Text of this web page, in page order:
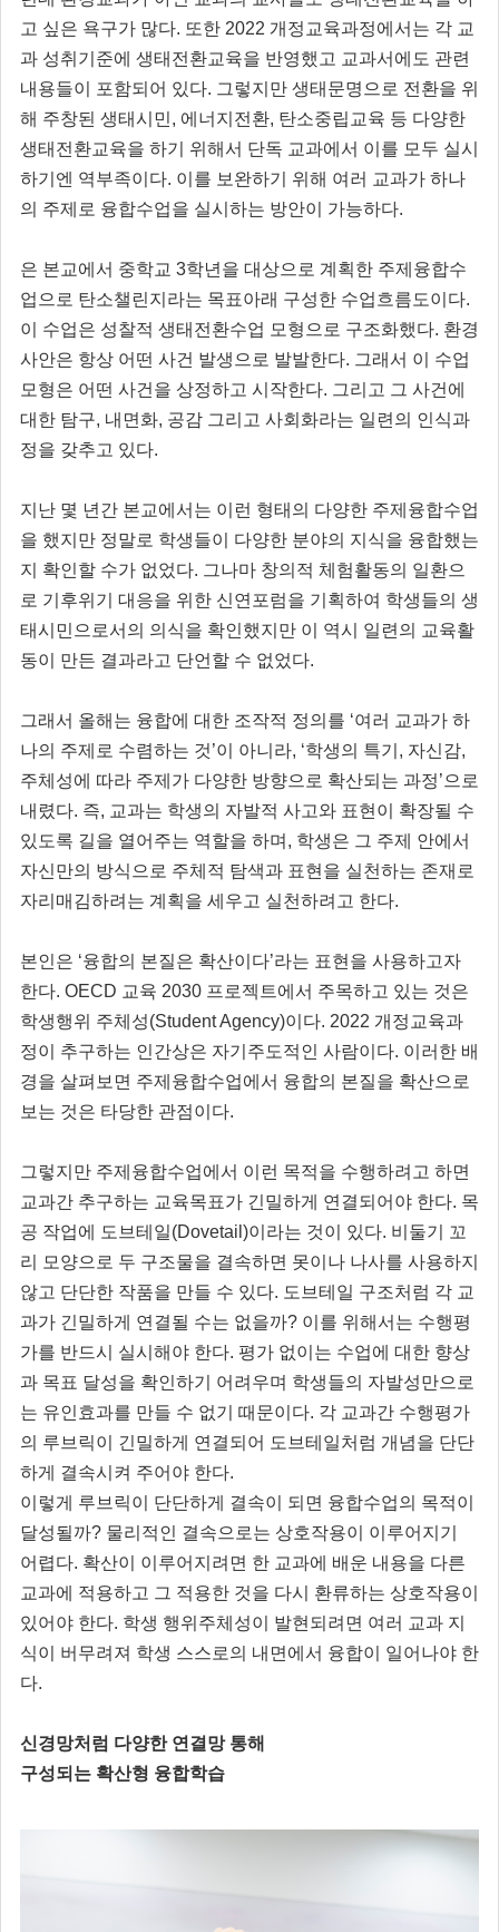
고 싶은 욕구가 많다. 또한 2022 개정교육과정에서는 각 교
과 성취기준에 생태전환교육을 반영했고 교과서에도 관련
내용들이 포함되어 있다. 그렇지만 생태문명으로 전환을 위
해 주창된 생태시민, 에너지전환, 탄소중립교육 등 다양한
생태전환교육을 하기 위해서 단독 교과에서 이를 모두 실시
하기엔 역부족이다. 이를 보완하기 위해 여러 교과가 하나
의 주제로 융합수업을 실시하는 방안이 가능하다.
은 본교에서 중학교 3학년을 대상으로 계획한 주제융합수
업으로 탄소챌린지라는 목표아래 구성한 수업흐름도이다.
이 수업은 성찰적 생태전환수업 모형으로 구조화했다. 환경
사안은 항상 어떤 사건 발생으로 발발한다. 그래서 이 수업
모형은 어떤 사건을 상정하고 시작한다. 그리고 그 사건에
대한 탐구, 내면화, 공감 그리고 사회화라는 일련의 인식과
정을 갖추고 있다.
지난 몇 년간 본교에서는 이런 형태의 다양한 주제융합수업
을 했지만 정말로 학생들이 다양한 분야의 지식을 융합했는
지 확인할 수가 없었다. 그나마 창의적 체험활동의 일환으
로 기후위기 대응을 위한 신연포럼을 기획하여 학생들의 생
태시민으로서의 의식을 확인했지만 이 역시 일련의 교육활
동이 만든 결과라고 단언할 수 없었다.
그래서 올해는 융합에 대한 조작적 정의를 ‘여러 교과가 하
나의 주제로 수렴하는 것’이 아니라, ‘학생의 특기, 자신감,
주체성에 따라 주제가 다양한 방향으로 확산되는 과정’으로
내렸다. 즉, 교과는 학생의 자발적 사고와 표현이 확장될 수
있도록 길을 열어주는 역할을 하며, 학생은 그 주제 안에서
자신만의 방식으로 주체적 탐색과 표현을 실천하는 존재로
자리매김하려는 계획을 세우고 실천하려고 한다.
본인은 ‘융합의 본질은 확산이다’라는 표현을 사용하고자
한다. OECD 교육 2030 프로젝트에서 주목하고 있는 것은
학생행위 주체성(Student Agency)이다. 2022 개정교육과
정이 추구하는 인간상은 자기주도적인 사람이다. 이러한 배
경을 살펴보면 주제융합수업에서 융합의 본질을 확산으로
보는 것은 타당한 관점이다.
그렇지만 주제융합수업에서 이런 목적을 수행하려고 하면
교과간 추구하는 교육목표가 긴밀하게 연결되어야 한다. 목
공 작업에 도브테일(Dovetail)이라는 것이 있다. 비둘기 꼬
리 모양으로 두 구조물을 결속하면 못이나 나사를 사용하지
않고 단단한 작품을 만들 수 있다. 도브테일 구조처럼 각 교
과가 긴밀하게 연결될 수는 없을까? 이를 위해서는 수행평
가를 반드시 실시해야 한다. 평가 없이는 수업에 대한 향상
과 목표 달성을 확인하기 어려우며 학생들의 자발성만으로
는 유인효과를 만들 수 없기 때문이다. 각 교과간 수행평가
의 루브릭이 긴밀하게 연결되어 도브테일처럼 개념을 단단
하게 결속시켜 주어야 한다.
이렇게 루브릭이 단단하게 결속이 되면 융합수업의 목적이
달성될까? 물리적인 결속으로는 상호작용이 이루어지기
어렵다. 확산이 이루어지려면 한 교과에 배운 내용을 다른
교과에 적용하고 그 적용한 것을 다시 환류하는 상호작용이
있어야 한다. 학생 행위주체성이 발현되려면 여러 교과 지
식이 버무려져 학생 스스로의 내면에서 융합이 일어나야 한
다.
신경망처럼 다양한 연결망 통해
구성되는 확산형 융합학습